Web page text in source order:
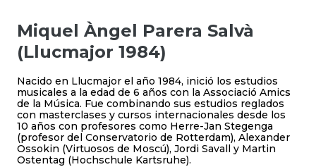
Miquel Àngel Parera Salvà
(Llucmajor 1984)
Nacido en Llucmajor el año 1984, inició los estudios
musicales a la edad de 6 años con la Associació Amics
de la Música. Fue combinando sus estudios reglados
con masterclases y cursos internacionales desde los
10 años con profesores como Herre-Jan Stegenga
(profesor del Conservatorio de Rotterdam), Alexander
Ossokin (Virtuosos de Moscú), Jordi Savall y Martin
Ostentag (Hochschule Kartsruhe).